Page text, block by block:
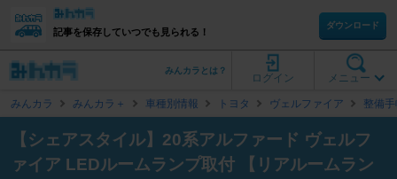
記事を保存していつでも見られる！
ダウンロード
メニュー
ログイン
みんカラとは？
みんカラ みんカラ＋ 車種別情報 トヨタ ヴェルファイア 整備
【シェアスタイル】20系アルファード ヴェルフ
ァイア LEDルームランプ取付 【リアルームラン